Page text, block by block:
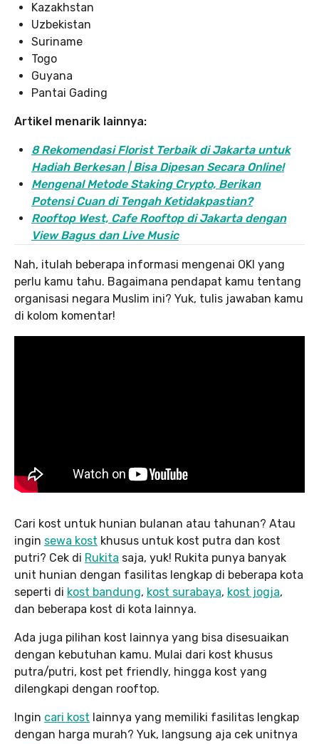
Kazakhstan
Uzbekistan
Suriname
Togo
Guyana
Pantai Gading
Artikel menarik lainnya:
8 Rekomendasi Florist Terbaik di Jakarta untuk
Hadiah Berkesan | Bisa Dipesan Secara Online!
Mengenal Metode Staking Crypto, Berikan
Potensi Cuan di Tengah Ketidakpastian?
Rooftop West, Cafe Rooftop di Jakarta dengan
View Bagus dan Live Music
Nah, itulah beberapa informasi mengenai OKI yang
perlu kamu tahu. Bagaimana pendapat kamu tentang
organisasi negara Muslim ini? Yuk, tulis jawaban kamu
di kolom komentar!
Cari kost untuk hunian bulanan atau tahunan? Atau
ingin sewa kost khusus untuk kost putra dan kost
putri? Cek di Rukita saja, yuk! Rukita punya banyak
unit hunian dengan fasilitas lengkap di beberapa kota
seperti di kost bandung, kost surabaya, kost jogja,
dan beberapa kost di kota lainnya.
Ada juga pilihan kost lainnya yang bisa disesuaikan
dengan kebutuhan kamu. Mulai dari kost khusus
putra/putri, kost pet friendly, hingga kost yang
dilengkapi dengan rooftop.
Ingin cari kost lainnya yang memiliki fasilitas lengkap
dengan harga murah? Yuk, langsung aja cek unitnya